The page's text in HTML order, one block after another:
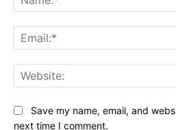
Save my name, email, and
next time I comment.